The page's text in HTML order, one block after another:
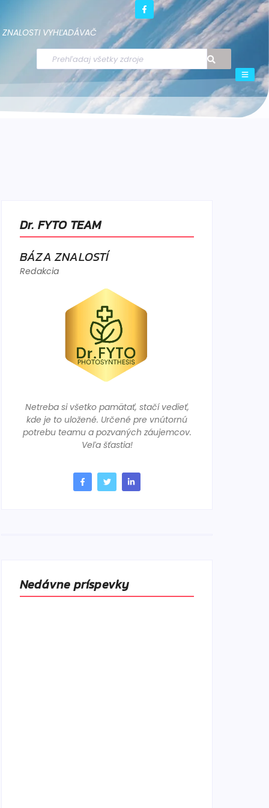
ZNALOSTI VYHĽADÁVAČ
Dr. FYTO TEAM
BÁZA ZNALOSTÍ
Redakcia
Netreba si všetko pamätať, stačí vedieť,
kde je to uložené. Určené pre vnútornú
potrebu teamu a pozvaných záujemcov.
Veľa šťastia!
Nedávne príspevky